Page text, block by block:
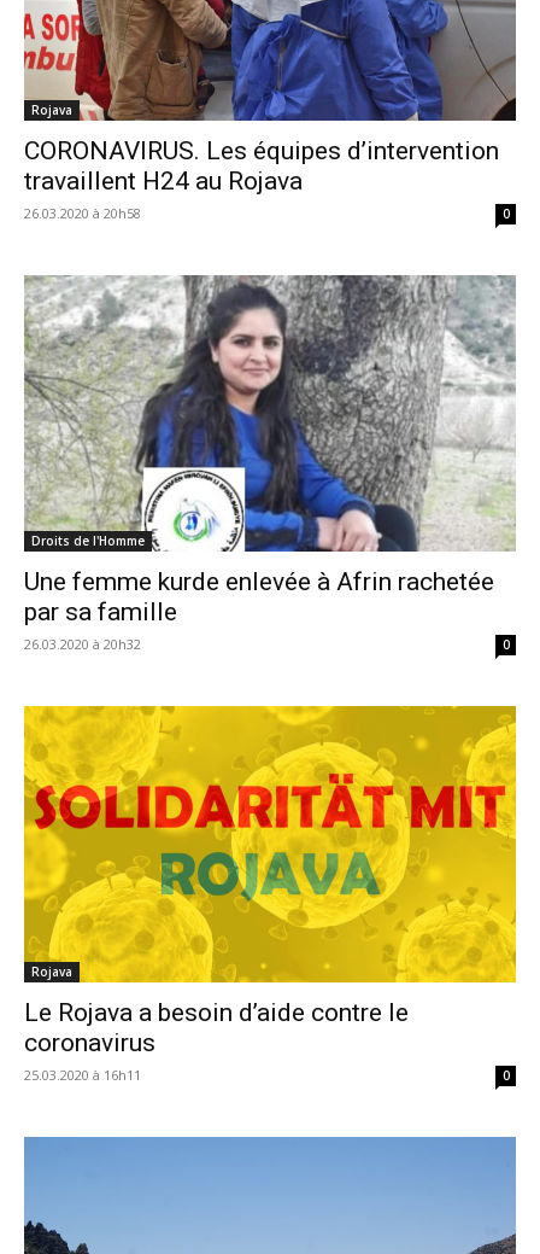
Rojava
CORONAVIRUS. Les équipes d’intervention
travaillent H24 au Rojava
26.03.2020 à 20h58 0
Droits de l'Homme
Une femme kurde enlevée à Afrin rachetée
par sa famille
26.03.2020 à 20h32 0
Rojava
Le Rojava a besoin d’aide contre le
coronavirus
25.03.2020 à 16h11 0